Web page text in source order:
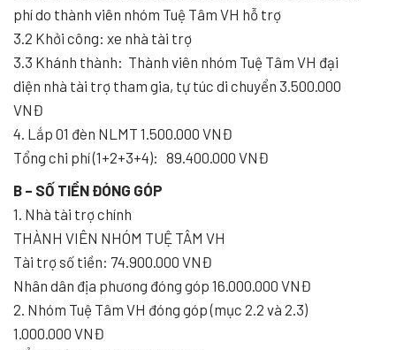
phí do thành viên nhóm Tuệ Tâm VH hỗ trợ
3.2 Khởi công: xe nhà tài trợ
3.3 Khánh thành: Thành viên nhóm Tuệ Tâm VH đại
diện nhà tài trợ tham gia, tự túc di chuyển 3.500.000
VNĐ
4. Lắp 01 đèn NLMT 1.500.000 VNĐ
Tổng chi phí (1+2+3+4): 89.400.000 VNĐ
B – SỐ TIỀN ĐÓNG GÓP
1. Nhà tài trợ chính
THÀNH VIÊN NHÓM TUỆ TÂM VH
Tài trợ số tiền: 74.900.000 VNĐ
Nhân dân địa phương đóng góp 16.000.000 VNĐ
2. Nhóm Tuệ Tâm VH đóng góp (mục 2.2 và 2.3)
1.000.000 VNĐ